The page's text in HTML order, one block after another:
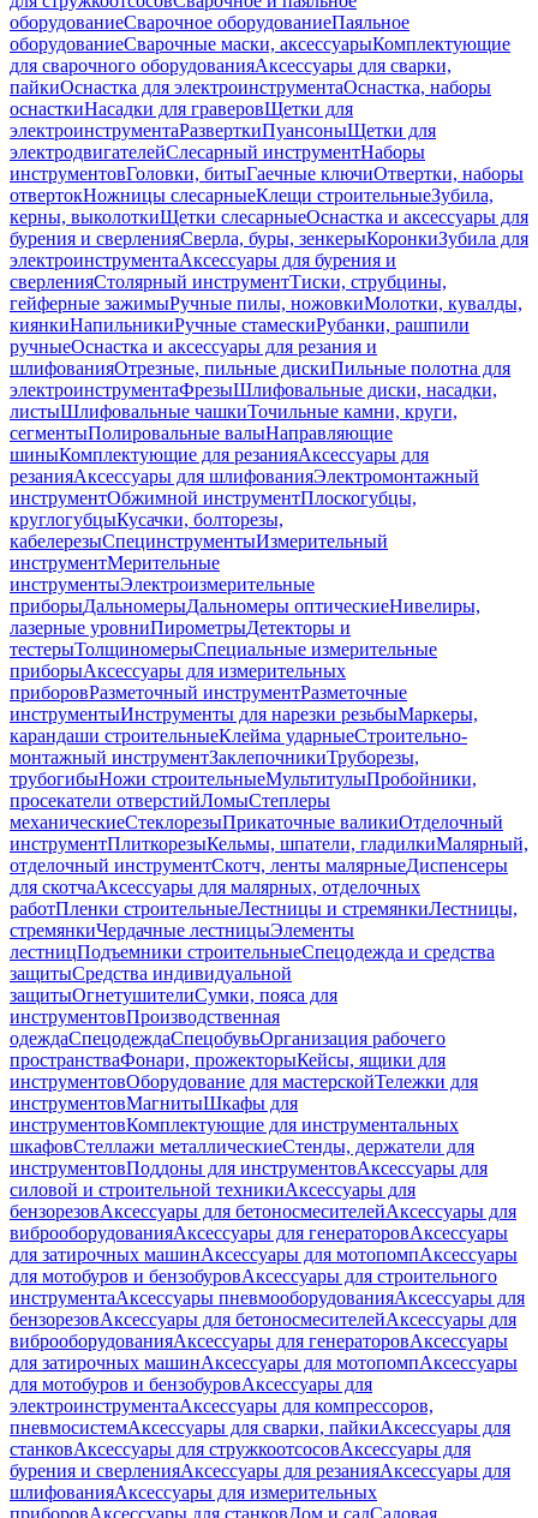
оборудованиеСварочное оборудованиеПаяльное
оборудованиеСварочные маски, аксессуарыКомплектующие
для сварочного оборудованияАксессуары для сварки,
пайкиОснастка для электроинструментаОснастка, наборы
оснасткиНасадки для граверовЩетки для
электроинструментаРазверткиПуансоныЩетки для
электродвигателейСлесарный инструментНаборы
инструментовГоловки, битыГаечные ключиОтвертки, наборы
отвертокНожницы слесарныеКлещи строительныеЗубила,
керны, выколоткиЩетки слесарныеОснастка и аксессуары для
бурения и сверленияСверла, буры, зенкерыКоронкиЗубила для
электроинструментаАксессуары для бурения и
сверленияСтолярный инструментТиски, струбцины,
гейферные зажимыРучные пилы, ножовкиМолотки, кувалды,
киянкиНапильникиРучные стамескиРубанки, рашпили
ручныеОснастка и аксессуары для резания и
шлифованияОтрезные, пильные дискиПильные полотна для
электроинструментаФрезыШлифовальные диски, насадки,
листыШлифовальные чашкиТочильные камни, круги,
сегментыПолировальные валыНаправляющие
шиныКомплектующие для резанияАксессуары для
резанияАксессуары для шлифованияЭлектромонтажный
инструментОбжимной инструментПлоскогубцы,
круглогубцыКусачки, болторезы,
кабелерезыСпецинструментыИзмерительный
инструментМерительные
инструментыЭлектроизмерительные
приборыДальномерыДальномеры оптическиеНивелиры,
лазерные уровниПирометрыДетекторы и
тестерыТолщиномерыСпециальные измерительные
приборыАксессуары для измерительных
приборовРазметочный инструментРазметочные
инструментыИнструменты для нарезки резьбыМаркеры,
карандаши строительныеКлейма ударныеСтроительно-
монтажный инструментЗаклепочникиТруборезы,
трубогибыНожи строительныеМультитулыПробойники,
просекатели отверстийЛомыСтеплеры
механическиеСтеклорезыПрикаточные валикиОтделочный
инструментПлиткорезыКельмы, шпатели, гладилкиМалярный,
отделочный инструментСкотч, ленты малярныеДиспенсеры
для скотчаАксессуары для малярных, отделочных
работПленки строительныеЛестницы и стремянкиЛестницы,
стремянкиЧердачные лестницыЭлементы
лестницПодъемники строительныеСпецодежда и средства
защитыСредства индивидуальной
защитыОгнетушителиСумки, пояса для
инструментовПроизводственная
одеждаСпецодеждаСпецобувьОрганизация рабочего
пространстваФонари, прожекторыКейсы, ящики для
инструментовОборудование для мастерскойТележки для
инструментовМагнитыШкафы для
инструментовКомплектующие для инструментальных
шкафовСтеллажи металлическиеСтенды, держатели для
инструментовПоддоны для инструментовАксессуары для
силовой и строительной техникиАксессуары для
бензорезовАксессуары для бетоносмесителейАксессуары для
виброоборудованияАксессуары для генераторовАксессуары
для затирочных машинАксессуары для мотопомпАксессуары
для мотобуров и бензобуровАксессуары для строительного
инструментаАксессуары пневмооборудованияАксессуары для
бензорезовАксессуары для бетоносмесителейАксессуары для
виброоборудованияАксессуары для генераторовАксессуары
для затирочных машинАксессуары для мотопомпАксессуары
для мотобуров и бензобуровАксессуары для
электроинструментаАксессуары для компрессоров,
пневмосистемАксессуары для сварки, пайкиАксессуары для
станковАксессуары для стружкоотсосовАксессуары для
бурения и сверленияАксессуары для резанияАксессуары для
шлифованияАксессуары для измерительных
приборовАксессуары для станковДом и садСадовая